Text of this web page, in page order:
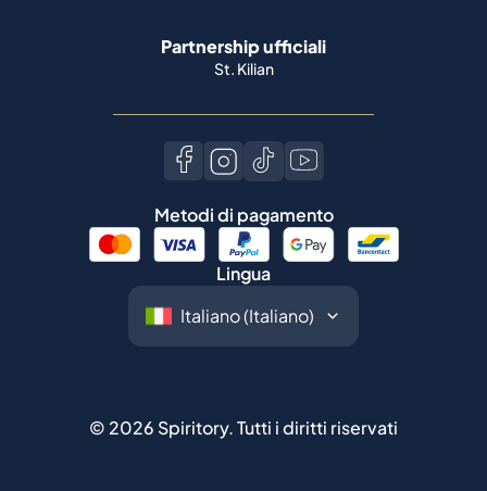
Partnership ufficiali
St. Kilian
Metodi di pagamento
Lingua
© 2026 Spiritory.Tutti i diritti riservati